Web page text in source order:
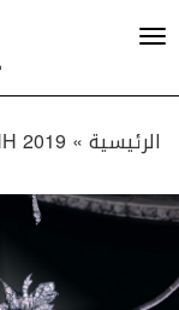
الرئيسية » 2019